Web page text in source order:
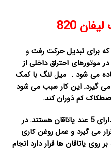
820
که برای تبدیل حرکت رفت و
موتورهای احتراق داخلی از
می شود . میل لنگ با کمک
می گیرد. این کار سبب می شود
کم دَوران کند.
بیت ران – خودرو های 4 سیلندر دارای 5 عدد یاتاقان هستند. در
روی ۵ یاتاقان قرار می گیرد و عمل روغن کاری
یاتاقان ها قرار دارد انجام